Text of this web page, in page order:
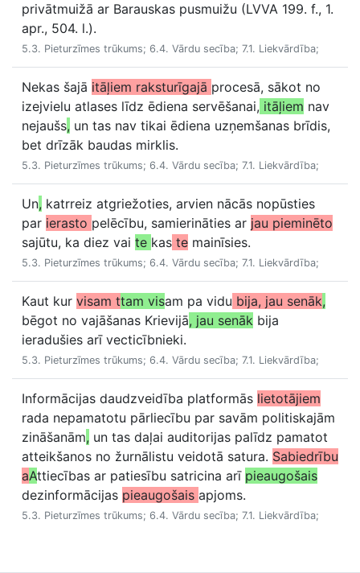
privātmuižā ar Barauskas pusmuižu (LVVA 199. f., 1.
apr., 504. l.).
5.3. Pieturzīmes trūkums; 6.4. Vārdu secība; 7.1. Liekvārdība;
Nekas šajā itāļiem raksturīgajā procesā, sākot no
izejvielu atlases līdz ēdiena servēšanai, itāļiem nav
nejaušs, un tas nav tikai ēdiena uzņemšanas brīdis,
bet drīzāk baudas mirklis.
5.3. Pieturzīmes trūkums; 6.4. Vārdu secība; 7.1. Liekvārdība;
Un, katrreiz atgriežoties, arvien nācās nopūsties
par ierasto pelēcību, samierināties ar jau pieminēto
sajūtu, ka diez vai te kas te mainīsies.
5.3. Pieturzīmes trūkums; 6.4. Vārdu secība; 7.1. Liekvārdība;
Kaut kur visam ttam visam pa vidu bija, jau senāk,
bēgot no vajāšanas Krievijā, jau senāk bija
ieradušies arī vecticībnieki.
5.3. Pieturzīmes trūkums; 6.4. Vārdu secība; 7.1. Liekvārdība;
Informācijas daudzveidība platformās lietotājiem
rada nepamatotu pārliecību par savām politiskajām
zināšanām, un tas daļai auditorijas palīdz pamatot
atteikšanos no žurnālistu veidotā satura. Sabiedrību
aAttiecības ar patiesību satricina arī pieaugošais
dezinformācijas pieaugošais apjoms.
5.3. Pieturzīmes trūkums; 6.4. Vārdu secība; 7.1. Liekvārdība;